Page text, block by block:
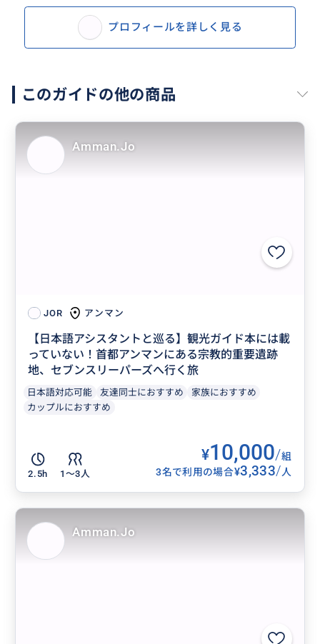
プロフィールを詳しく見る
このガイドの他の商品
JOR アンマン
【日本語アシスタントと巡る】観光ガイド本には載
っていない！首都アンマンにある宗教的重要遺跡
地、セブンスリーパーズへ行く旅
日本語対応可能 友達同士におすすめ
家族におすすめ
カップルにおすすめ
2.5h 1〜3人
¥10,000/組
3名で利用の場合¥3,333/人
Amman.Jo
Amman.Jo